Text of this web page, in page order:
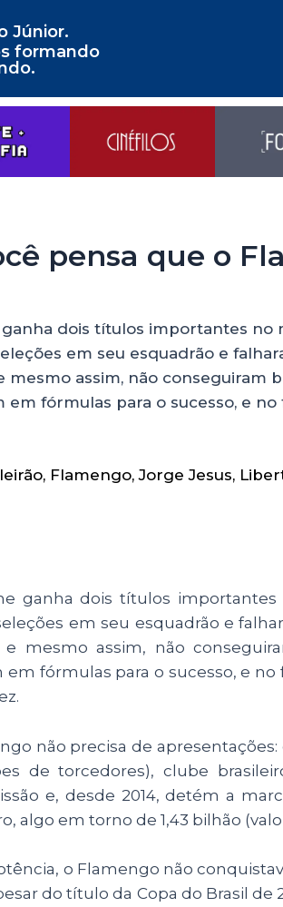
Júnior.
formando
pensa que o
dois títulos importantes no
em seu esquadrão e
assim, não conseguiram
em fórmulas para o sucesso, e
, Flamengo,Jorge Jesus,
ganha dois títulos
em seu esquadrão e
mesmo assim, não
em fórmulas para o sucesso, e
não precisa de
de torcedores), clube
e, desde 2014, detém a
algo em torno de 1,43 bilhão
o Flamengo não
do título da Copa do Brasil de